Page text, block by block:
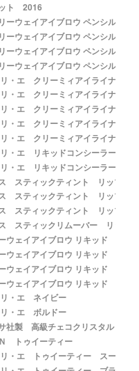
ト 2016
ーウェイアイブロウ ペンシル
ーウェイアイブロウ ペンシル
ーウェイアイブロウ ペンシル
ーウェイアイブロウ ペンシル
・エ クリーミィアイライナー〈
・エ クリーミィアイライナー〈
・エ クリーミィアイライナー〈
・エ クリーミィアイライナー〈
・エ クリーミィアイライナー〈
・エ リキッドコンシーラー 01（
・エ リキッドコンシーラー 02（
スティックティント リップ
スティックティント リップ
スティックティント リップ
スティックリムーバー リップ
ウェイアイブロウ リキッド 01
ウェイアイブロウ リキッド 02
ウェイアイブロウ リキッド 03
ウェイアイブロウ リキッド 04
・エ ネイビー
・エ ボルドー
社製 高級チェコクリスタル 04
トゥイーティー
・エ トゥイーティー スーパー